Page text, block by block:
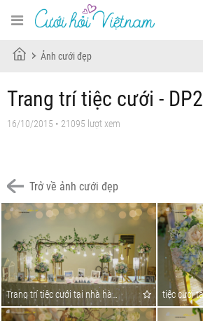
Ảnh cưới đẹp
Trang trí tiệc cưới - DP2
16/10/2015 • 21095 lượt xem
Trở về ảnh cưới đẹp
Trang trí tiệc cưới tại nhà hàng Diamond 2